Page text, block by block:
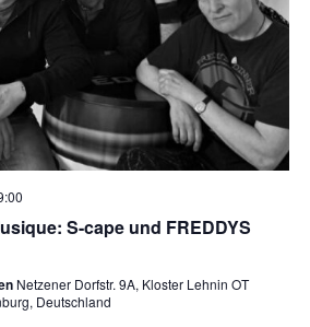
S-cape und FREDDYS
Netzener Dorfstr. 9A, Kloster Lehnin OT
Deutschland